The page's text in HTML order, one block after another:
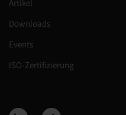
Artikel
Downloads
Events
ISO-Zertifizierung